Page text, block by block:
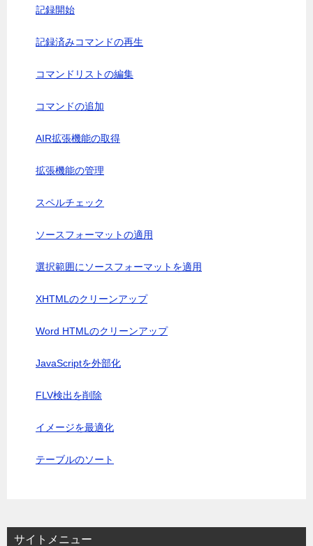
記録開始
記録済みコマンドの再生
コマンドリストの編集
コマンドの追加
AIR拡張機能の取得
拡張機能の管理
スペルチェック
ソースフォーマットの適用
選択範囲にソースフォーマットを適用
XHTMLのクリーンアップ
Word HTMLのクリーンアップ
JavaScriptを外部化
FLV検出を削除
イメージを最適化
テーブルのソート
サイトメニュー